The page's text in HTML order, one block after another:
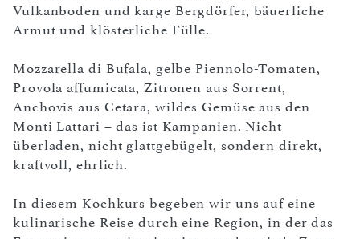
Vulkanboden und karge Bergdörfer, bäuerliche
Armut und klösterliche Fülle.
Mozzarella di Bufala, gelbe Piennolo-Tomaten,
Provola affumicata, Zitronen aus Sorrent,
Anchovis aus Cetara, wildes Gemüse aus den
Monti Lattari – das ist Kampanien. Nicht
überladen, nicht glattgebügelt, sondern direkt,
kraftvoll, ehrlich.
In diesem Kochkurs begeben wir uns auf eine
kulinarische Reise durch eine Region, in der das